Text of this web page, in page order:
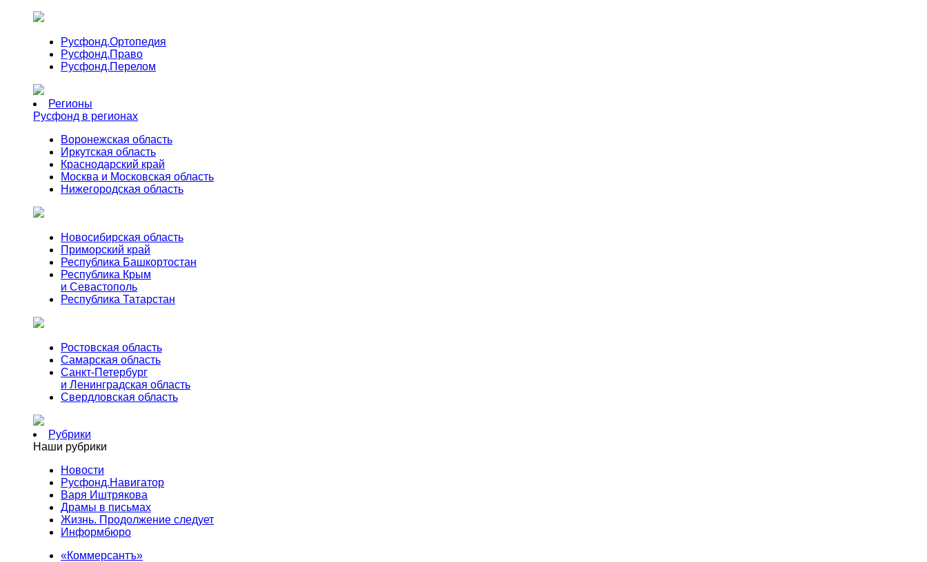
Русфонд.Ортопедия
Русфонд.Право
Русфонд.Перелом
Регионы
Русфонд в регионах
Воронежская область
Иркутская область
Краснодарский край
Москва и Московская область
Нижегородская область
Новосибирская область
Приморский край
Республика Башкортостан
Республика Крым
и Севастополь
Республика Татарстан
Ростовская область
Самарская область
Санкт-Петербург
и Ленинградская область
Свердловская область
Рубрики
Наши рубрики
Новости
Русфонд.Навигатор
Варя Иштрякова
Драмы в письмах
Жизнь. Продолжение следует
Информбюро
«Коммерсантъ»